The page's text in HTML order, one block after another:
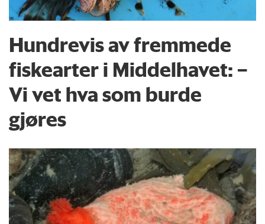
Hundrevis av fremmede
fiskearter i Middelhavet: –
Vi vet hva som burde
gjøres